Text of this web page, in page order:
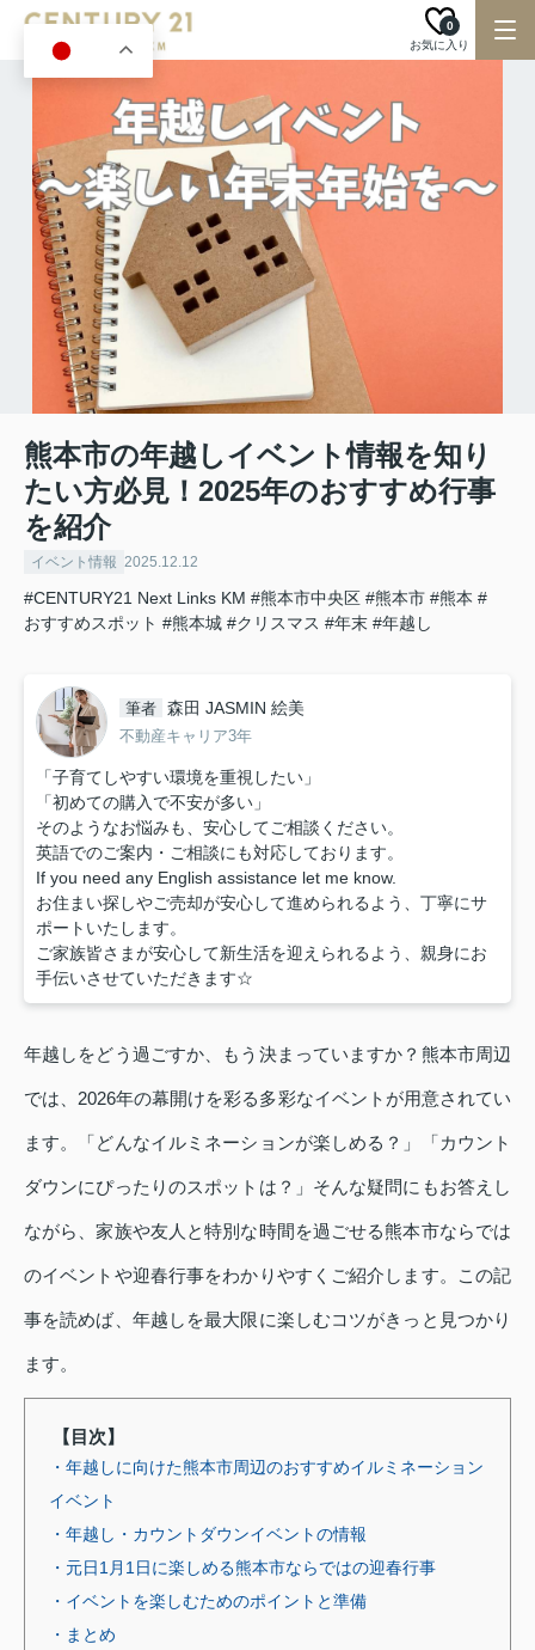
お気に入り
0
熊本市の年越しイベント情報を知り
たい方必見！2025年のおすすめ行事
を紹介
イベント情報 2025.12.12
#CENTURY21 Next Links KM #熊本市中央区 #熊本市 #熊本 #
おすすめスポット #熊本城 #クリスマス #年末 #年越し
筆者 森田 JASMIN 絵美
不動産キャリア3年
「子育てしやすい環境を重視したい」
「初めての購入で不安が多い」
そのようなお悩みも、安心してご相談ください。
英語でのご案内・ご相談にも対応しております。
If you need any English assistance let me know.
お住まい探しやご売却が安心して進められるよう、丁寧にサ
ポートいたします。
ご家族皆さまが安心して新生活を迎えられるよう、親身にお
手伝いさせていただきます☆
年越しをどう過ごすか、もう決まっていますか？熊本市周辺
では、2026年の幕開けを彩る多彩なイベントが用意されてい
ます。「どんなイルミネーションが楽しめる？」「カウント
ダウンにぴったりのスポットは？」そんな疑問にもお答えし
ながら、家族や友人と特別な時間を過ごせる熊本市ならでは
のイベントや迎春行事をわかりやすくご紹介します。この記
事を読めば、年越しを最大限に楽しむコツがきっと見つかり
ます。
【目次】
・年越しに向けた熊本市周辺のおすすめイルミネーション
イベント
・年越し・カウントダウンイベントの情報
・元日1月1日に楽しめる熊本市ならではの迎春行事
・イベントを楽しむためのポイントと準備
・まとめ